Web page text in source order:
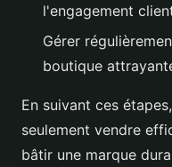
l'engagement
Gérer
boutique
En suivant ces
seulement vendre
bâtir une marque